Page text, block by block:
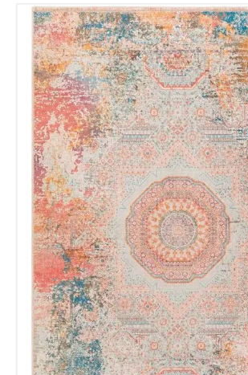
Tu mensaje.
Nombre y Referencia del producto*
Acuerdo RGPD*
Doy mi consentimiento para que
esta web almacene la
información que envío para que
puedan responder a mi petición.
Recibir mi oferta